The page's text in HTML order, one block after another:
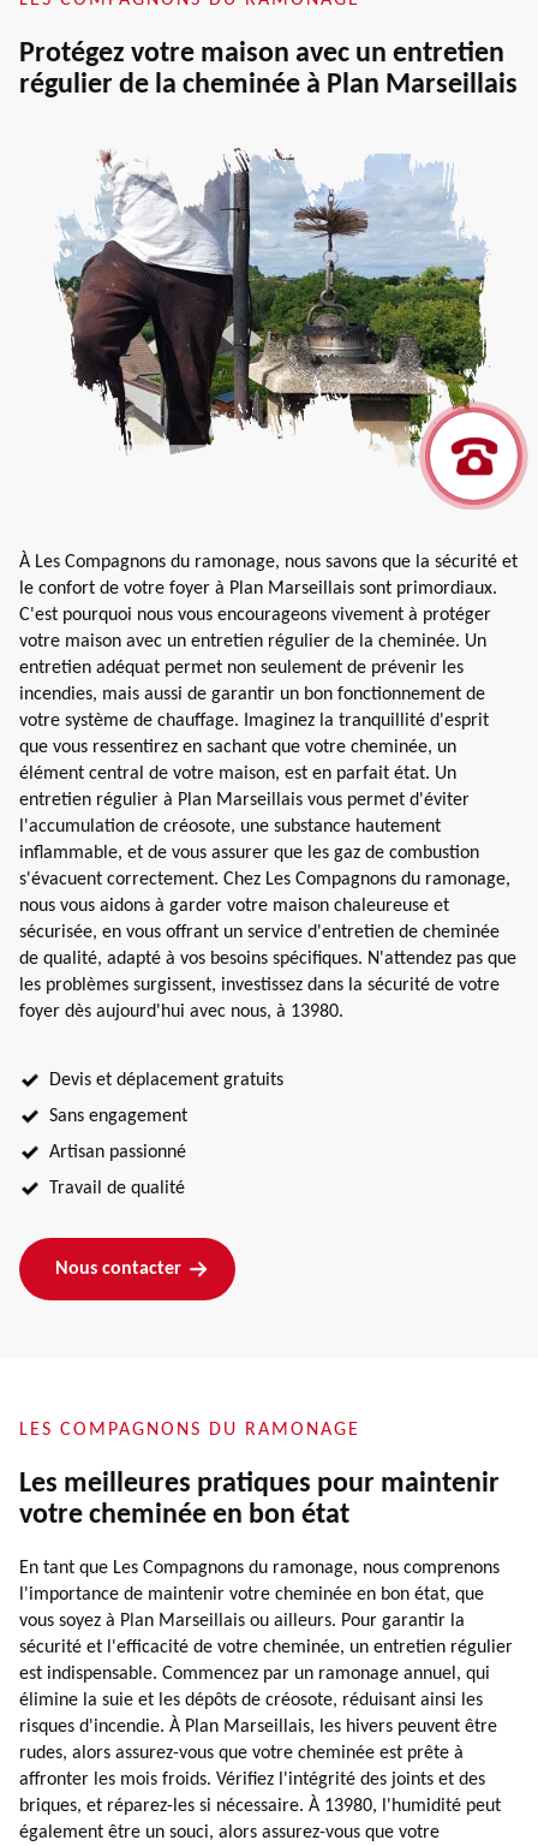
Protégez votre maison avec un entretien
régulier de la cheminée à Plan Marseillais
À Les Compagnons du ramonage, nous savons que la sécurité et
le confort de votre foyer à Plan Marseillais sont primordiaux.
C'est pourquoi nous vous encourageons vivement à protéger
votre maison avec un entretien régulier de la cheminée. Un
entretien adéquat permet non seulement de prévenir les
incendies, mais aussi de garantir un bon fonctionnement de
votre système de chauffage. Imaginez la tranquillité d'esprit
que vous ressentirez en sachant que votre cheminée, un
élément central de votre maison, est en parfait état. Un
entretien régulier à Plan Marseillais vous permet d'éviter
l'accumulation de créosote, une substance hautement
inflammable, et de vous assurer que les gaz de combustion
s'évacuent correctement. Chez Les Compagnons du ramonage,
nous vous aidons à garder votre maison chaleureuse et
sécurisée, en vous offrant un service d'entretien de cheminée
de qualité, adapté à vos besoins spécifiques. N'attendez pas que
les problèmes surgissent, investissez dans la sécurité de votre
foyer dès aujourd'hui avec nous, à 13980.
Devis et déplacement gratuits
Sans engagement
Artisan passionné
Travail de qualité
Nous contacter
LES COMPAGNONS DU RAMONAGE
Les meilleures pratiques pour maintenir
votre cheminée en bon état
En tant que Les Compagnons du ramonage, nous comprenons
l'importance de maintenir votre cheminée en bon état, que
vous soyez à Plan Marseillais ou ailleurs. Pour garantir la
sécurité et l'efficacité de votre cheminée, un entretien régulier
est indispensable. Commencez par un ramonage annuel, qui
élimine la suie et les dépôts de créosote, réduisant ainsi les
risques d'incendie. À Plan Marseillais, les hivers peuvent être
rudes, alors assurez-vous que votre cheminée est prête à
affronter les mois froids. Vérifiez l'intégrité des joints et des
briques, et réparez-les si nécessaire. À 13980, l'humidité peut
également être un souci, alors assurez-vous que votre